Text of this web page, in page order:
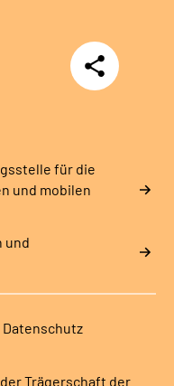
de/deutsche-
Teilen
für die
und mobilen
und
Datenschutz
Trägerschaft der